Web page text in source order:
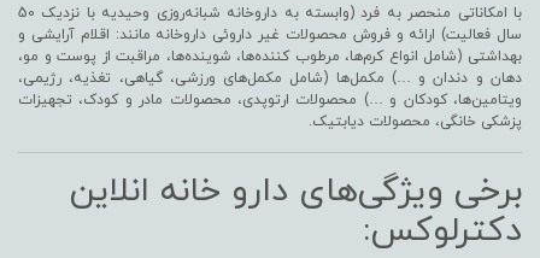
با امکاناتی منحصر به فرد (وابسته به داروخانه شبانه‌روزی وحیدیه با نزدیک 50
سال فعالیت) ارائه و فروش محصولات غیر داروئی داروخانه مانند: اقلام آرایشی و
بهداشتی (شامل انواع کرم‌ها، مرطوب کننده‌ها، شوینده‌ها، مراقبت از پوست و مو،
دهان و دندان و …) مکمل‌ها (شامل مکمل‌های ورزشی، گیاهی، تغذیه، رژیمی،
ویتامین‌ها، کودکان و …) محصولات ارتوپدی، محصولات مادر و کودک، تجهیزات
پزشکی خانگی، محصولات دیابتیک.
برخی ویژگی‌های دارو خانه انلاین
دکترلوکس: